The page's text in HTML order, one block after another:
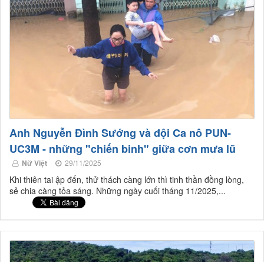
Anh Nguyễn Đình Sướng và đội Ca nô PUN-
UC3M - những "chiến binh" giữa cơn mưa lũ
Nữ Việt 29/11/2025
Khi thiên tai ập đến, thử thách càng lớn thì tinh thần đồng lòng,
sẻ chia càng tỏa sáng. Những ngày cuối tháng 11/2025,...